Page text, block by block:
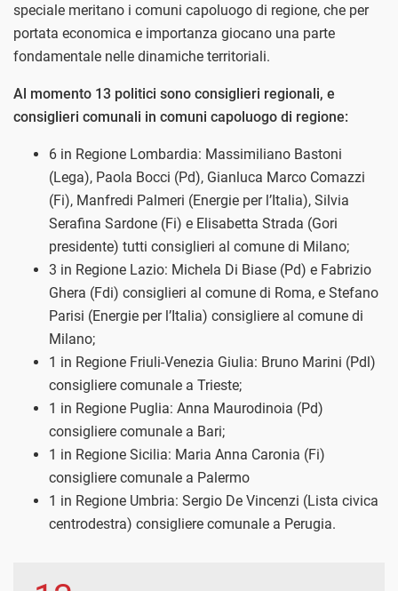
speciale meritano i comuni capoluogo di regione, che per
portata economica e importanza giocano una parte
fondamentale nelle dinamiche territoriali.
Al momento 13 politici sono consiglieri regionali, e
consiglieri comunali in comuni capoluogo di regione:
6 in Regione Lombardia: Massimiliano Bastoni
(Lega), Paola Bocci (Pd), Gianluca Marco Comazzi
(Fi), Manfredi Palmeri (Energie per l’Italia), Silvia
Serafina Sardone (Fi) e Elisabetta Strada (Gori
presidente) tutti consiglieri al comune di Milano;
3 in Regione Lazio: Michela Di Biase (Pd) e Fabrizio
Ghera (Fdi) consiglieri al comune di Roma, e Stefano
Parisi (Energie per l’Italia) consigliere al comune di
Milano;
1 in Regione Friuli-Venezia Giulia: Bruno Marini (Pdl)
consigliere comunale a Trieste;
1 in Regione Puglia: Anna Maurodinoia (Pd)
consigliere comunale a Bari;
1 in Regione Sicilia: Maria Anna Caronia (Fi)
consigliere comunale a Palermo
1 in Regione Umbria: Sergio De Vincenzi (Lista civica
centrodestra) consigliere comunale a Perugia.